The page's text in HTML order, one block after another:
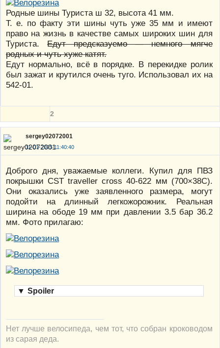
Родные шины Туриста ш 32, высота 41 мм.
Т. е. по факту эти шины чуть уже 35 мм и имеют
право на жизнь в качестве самых широких шин для
Туриста.Едут предсказуемо — немного мягче
родных и чуть хуже катят.
Едут нормально, всё в порядке. В перекидке ролик
был зажат и крутился очень туго. Использовал их на
542-01.
2
sergey02072001
11-01-2025 11:40:40
Доброго дня, уважаемые коллеги. Купил для ПВЗ
покрышки CST traveller cross 40-622 мм (700×38C).
Они оказались уже заявленного размера, могут
подойти на длинный легкожорожник. Реальная
ширина на ободе 19 мм при давлении 3.5 бар 36.2
мм. Фото прилагаю:
▼ Spoiler
Нет лучше велосипеда, чем тот, что собран кроководом
из сарая деда.